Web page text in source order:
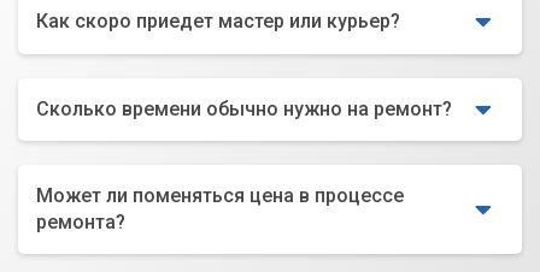
Как скоро приедет мастер или курьер?
Сколько времени обычно нужно на ремонт?
Может ли поменяться цена в процессе
ремонта?